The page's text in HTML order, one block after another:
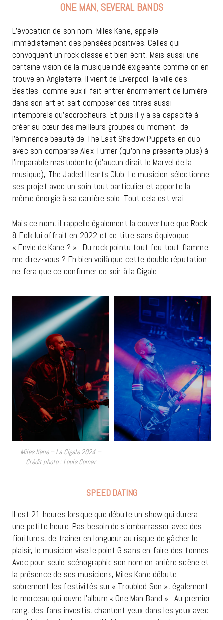
ONE MAN, SEVERAL BANDS
L’évocation de son nom, Miles Kane, appelle
immédiatement des pensées positives. Celles qui
convoquent un rock classe et bien écrit. Mais aussi une
certaine vision de la musique indé exigeante comme on en
trouve en Angleterre. Il vient de Liverpool, la ville des
Beatles, comme eux il fait entrer énormément de lumière
dans son art et sait composer des titres aussi
intemporels qu’accrocheurs. Et puis il y a sa capacité à
créer au cœur des meilleurs groupes du moment, de
l’éminence beauté de The Last Shadow Puppets en duo
avec son comparse Alex Turner (qu’on ne présente plus) à
l’imparable mastodonte (d’aucun dirait le Marvel de la
musique), The Jaded Hearts Club. Le musicien sélectionne
ses projet avec un soin tout particulier et apporte la
même énergie à sa carrière solo. Tout cela est vrai.
Mais ce nom, il rappelle également la couverture que Rock
& Folk lui offrait en 2022 et ce titre sans équivoque
« Envie de Kane ? ». Du rock pointu tout feu tout flamme
me direz-vous ? Eh bien voilà que cette double réputation
ne fera que ce confirmer ce soir à la Cigale.
Miles Kane – La Cigale 2024 –
Crédit photo : Louis Comar
SPEED DATING
Il est 21 heures lorsque que débute un show qui durera
une petite heure. Pas besoin de s’embarrasser avec des
fioritures, de trainer en longueur au risque de gâcher le
plaisir, le musicien vise le point G sans en faire des tonnes.
Avec pour seule scénographie son nom en arrière scène et
la présence de ses musiciens, Miles Kane débute
sobrement les festivités sur « Troubled Son », également
le morceau qui ouvre l’album « One Man Band » . Au premier
rang, des fans investis, chantent yeux dans les yeux avec